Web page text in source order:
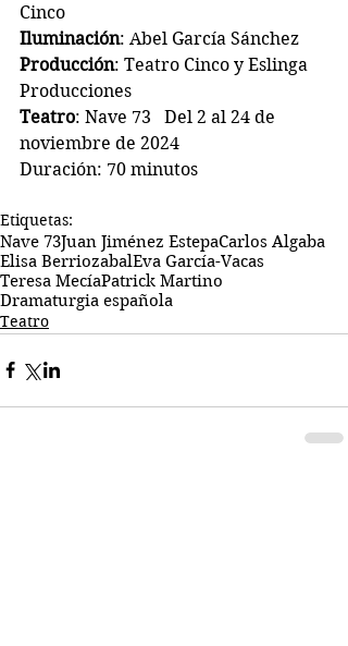
Cinco
Iluminación: Abel García Sánchez
Producción: Teatro Cinco y Eslinga
Producciones
Teatro: Nave 73   Del 2 al 24 de
noviembre de 2024
Duración: 70 minutos
Etiquetas:
Nave 73Juan Jiménez EstepaCarlos Algaba
Elisa BerriozabalEva García-Vacas
Teresa MecíaPatrick Martino
Dramaturgia española
Teatro